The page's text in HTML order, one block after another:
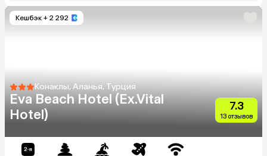
Кешбэк + 2 292
Конаклы, Аланья, Турция
Eva Beach Hotel (Ex.Vital
Hotel)
7.3
13 отзывов